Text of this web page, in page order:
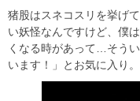
猪股はスネコスリを挙げ
い妖怪なんですけど、僕
くなる時があって…そう
います！」とお気に入り。